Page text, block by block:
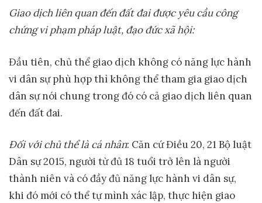
Giao dịch liên quan đến đất đai được yêu cầu công
chứng vi phạm pháp luật, đạo đức xã hội:
Đầu tiên, chủ thể giao dịch không có năng lực hành
vi dân sự phù hợp thì không thể tham gia giao dịch
dân sự nói chung trong đó có cả giao dịch liên quan
đến đất đai.
Đối với chủ thể là cá nhân: Căn cứ Điều 20, 21 Bộ luật
Dân sự 2015, người từ đủ 18 tuổi trở lên là người
thành niên và có đầy đủ năng lực hành vi dân sự,
khi đó mới có thể tự mình xác lập, thực hiện giao